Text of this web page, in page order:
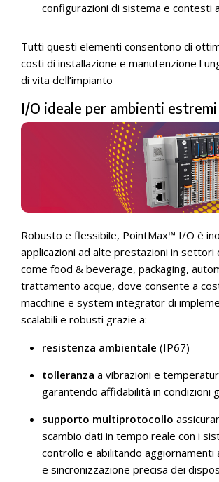
configurazioni di sistema e contesti
Tutti questi elementi consentono di
costi di installazione e manutenzione l
di vita dell’impianto
I/O ideale per ambienti estremi
Robusto e flessibile, PointMax™ I/O è
applicazioni ad alte prestazioni in settori
come food & beverage, packaging,
trattamento acque, dove consente a
macchine e system integrator di
scalabili e robusti grazie a:
resistenza ambientale (IP67)
tolleranza a vibrazioni e
garantendo affidabilità in condizioni
supporto multiprotocollo
scambio dati in tempo reale con i
controllo e abilitando aggiornamenti
e sincronizzazione precisa dei